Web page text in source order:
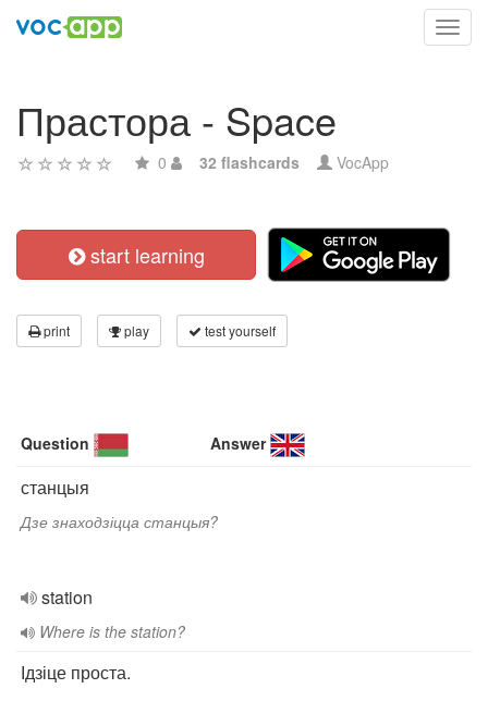
Прастора - Space
0 32 flashcards VocApp
start learning
print play test yourself
Question Answer
станцыя
Дзе знаходзіцца станцыя?
station
Where is the station?
Ідзіце проста.